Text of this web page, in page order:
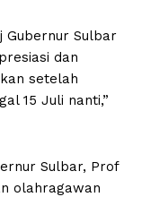
Gubernur Sulbar
dan
setelah
15 Juli nanti,”
Sulbar, Prof
olahragawan